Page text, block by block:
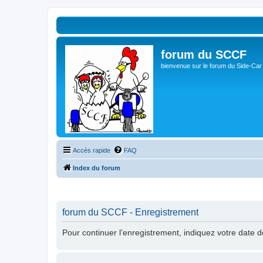
forum du SCCF
bienvenue sur le forum du Side-
Accès rapide FAQ
Index du forum
forum du SCCF - Enregistrement
Pour continuer l’enregistrement, indiquez votre date